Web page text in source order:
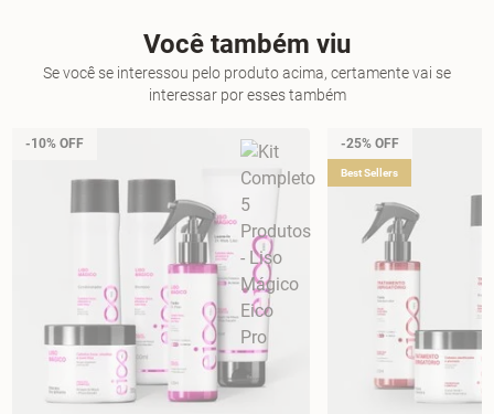
Você também viu
Se você se interessou pelo produto acima, certamente vai se
interessar por esses também
-10% OFF -25% OFF
Best Sellers